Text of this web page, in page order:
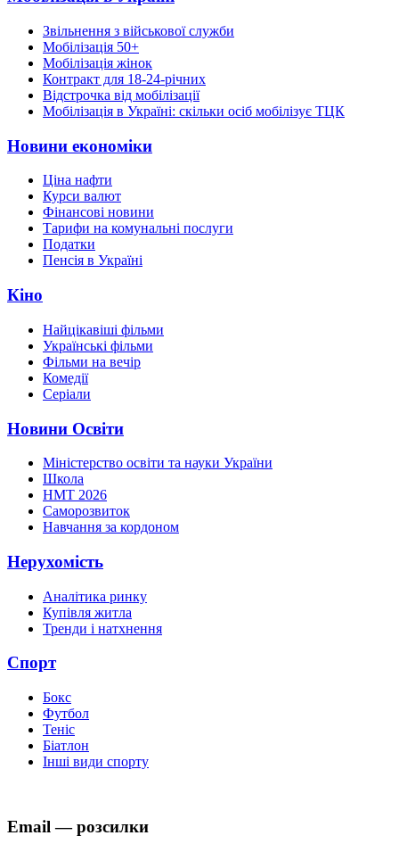
Звільнення з військової служби
Мобілізація 50+
Мобілізація жінок
Контракт для 18-24-річних
Відстрочка від мобілізації
Мобілізація в Україні: скільки осіб мобілізує ТЦК
Новини економіки
Ціна нафти
Курси валют
Фінансові новини
Тарифи на комунальні послуги
Податки
Пенсія в Україні
Кіно
Найцікавіші фільми
Українські фільми
Фільми на вечір
Комедії
Серіали
Новини Освіти
Міністерство освіти та науки України
Школа
НМТ 2026
Саморозвиток
Навчання за кордоном
Нерухомість
Аналітика ринку
Купівля житла
Тренди і натхнення
Спорт
Бокс
Футбол
Теніс
Біатлон
Інші види спорту
Email — розсилки